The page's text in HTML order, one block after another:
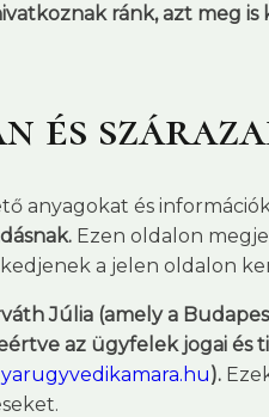
ránk, azt meg is
és
anyagokat és
Ezen oldalon
a jelen oldalon
Júlia (amely a
az ügyfelek jogai és
).